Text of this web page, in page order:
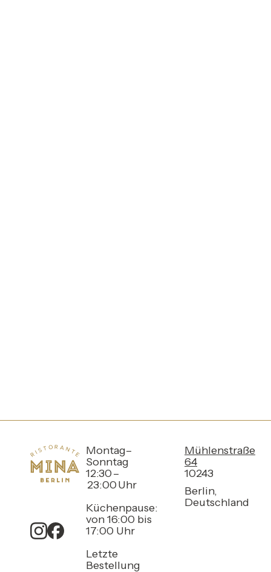
Montag–
Sonntag
12:30 –
23:00 Uhr
Küchenpause:
von 16:00 bis
17:00 Uhr
Letzte
Bestellung
Mühlenstraße
64
10243
Berlin,
Deutschland